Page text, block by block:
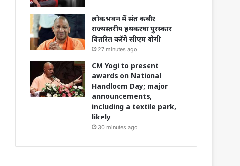
लोकभवन में संत कबीर
राज्यस्तरीय हथकरघा पुरस्कार
वितरित करेंगे सीएम योगी
27 minutes ago
CM Yogi to present
awards on National
Handloom Day; major
announcements,
including a textile park,
likely
30 minutes ago